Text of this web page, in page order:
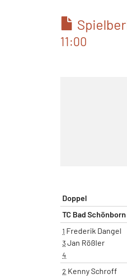
11:00
Doppel
TC Bad Schönborn
1 Frederik Dangel
3Jan Rößler
4
2 Kenny Schroff